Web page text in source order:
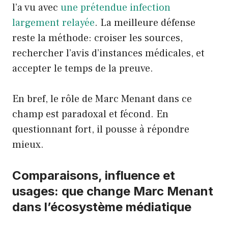
l’a vu avec une prétendue infection
largement relayée. La meilleure défense
reste la méthode: croiser les sources,
rechercher l’avis d’instances médicales, et
accepter le temps de la preuve.
En bref, le rôle de Marc Menant dans ce
champ est paradoxal et fécond. En
questionnant fort, il pousse à répondre
mieux.
Comparaisons, influence et
usages: que change Marc Menant
dans l’écosystème médiatique